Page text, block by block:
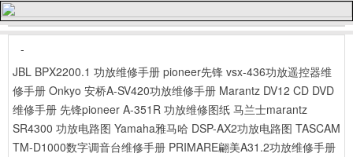
-
JBL BPX2200.1 功放维修手册 pioneer先锋 vsx-436功放遥控器维
修手册 Onkyo 安桥A-SV420功放维修手册 Marantz DV12 CD DVD
维修手册 先锋pioneer A-351R 功放维修图纸 马兰士marantz
SR4300 功放电路图 Yamaha雅马哈 DSP-AX2功放电路图 TASCAM
TM-D1000数字调音台维修手册 PRIMARE翩美A31.2功放维修手册